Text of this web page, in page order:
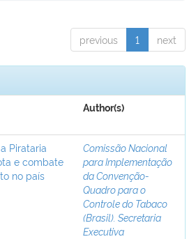
previous 1 next
Author(s)
Pirataria
e combate
no país
Comissão Nacional
para Implementação
da Convenção-
Quadro para o
Controle do Tabaco
(Brasil). Secretaria
Executiva